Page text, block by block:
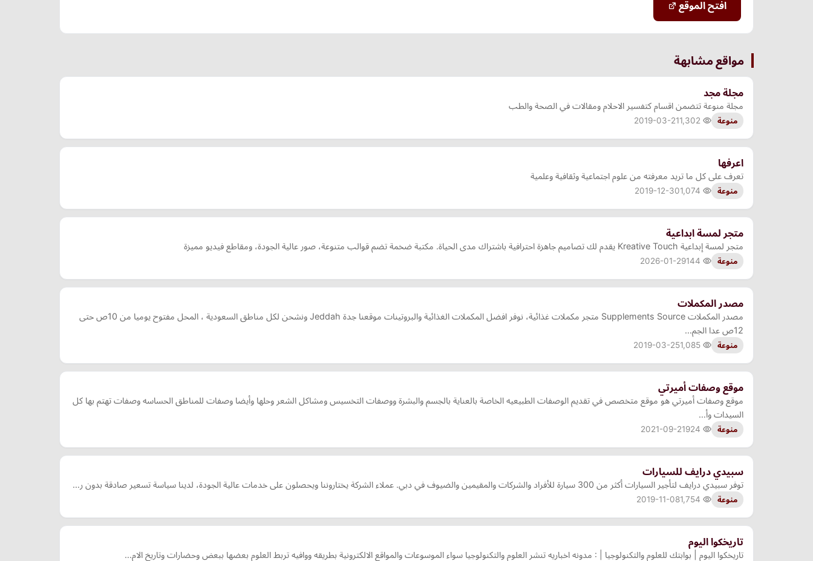
افتح الموقع
مواقع مشابهة
مجلة مجد
مجلة منوعة تتضمن اقسام كتفسير الاحلام ومقالات في الصحة والطب
منوعة 2019-03-21
اعرفها
تعرف على كل ما تريد معرفته من علوم اجتماعية وثقافية وعلمية
منوعة 2019-12-30
متجر لمسة ابداعية
متجر لمسة إبداعية Kreative Touch يقدم لك تصاميم جاهزة احترافية باشتراك مدى الحياة. مكتبة ضخمة تضم قوالب متنوعة، صور عالية الجودة، ومقاطع فيديو مميزة
منوعة 2026-01-29
مصدر المكملات
مصدر المكملات Supplements Source متجر مكملات غذائية، نوفر افضل المكملات الغذائية والبروتينات موقعنا جدة Jeddah ونشحن لكل مناطق السعودية ، المحل مفتوح يوميا من 10ص حتى
12ص عدا الجم…
منوعة 2019-03-25
موقع وصفات أميرتي
موقع وصفات أميرتي هو موقع متخصص في تقديم الوصفات الطبيعيه الخاصة بالعناية بالجسم والبشرة ووصفات التخسيس ومشاكل الشعر وحلها وأيضا وصفات للمناطق الحساسه وصفات تهتم بها كل
السيدات وأ…
منوعة 2021-09-21
سبيدي درايف للسيارات
توفر سبيدي درايف لتأجير السيارات أكثر من 300 سيارة للأفراد والشركات والمقيمين والضيوف في دبي. عملاء الشركة يختاروننا ويحصلون على خدمات عالية الجودة، لدينا سياسة تسعير صادقة بدون ر…
منوعة 2019-11-08
تاريخكوا اليوم
تاريخكوا اليوم | بوابتك للعلوم والتكنولوجيا | : مدونه اخباريه تنشر العلوم والتكنولوجيا سواء الموسوعات والمواقع الالكترونية بطريقه ووافيه تربط العلوم بعضها ببعض وحضارات وتاريخ الام…